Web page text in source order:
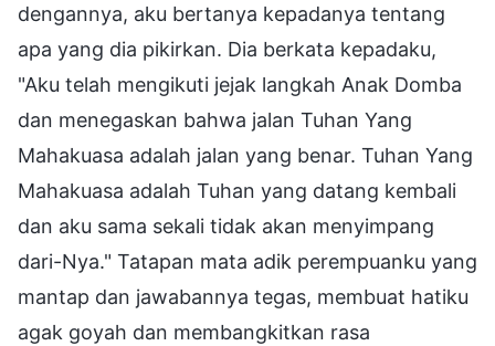
dengannya, aku bertanya kepadanya tentang
apa yang dia pikirkan. Dia berkata kepadaku,
"Aku telah mengikuti jejak langkah Anak Domba
dan menegaskan bahwa jalan Tuhan Yang
Mahakuasa adalah jalan yang benar. Tuhan Yang
Mahakuasa adalah Tuhan yang datang kembali
dan aku sama sekali tidak akan menyimpang
dari-Nya." Tatapan mata adik perempuanku yang
mantap dan jawabannya tegas, membuat hatiku
agak goyah dan membangkitkan rasa